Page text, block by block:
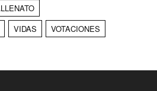
VIDAS VOTACIONES